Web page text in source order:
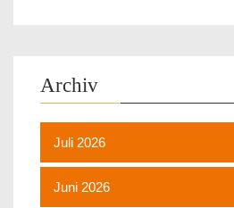
Archiv
Juli 2026
Juni 2026